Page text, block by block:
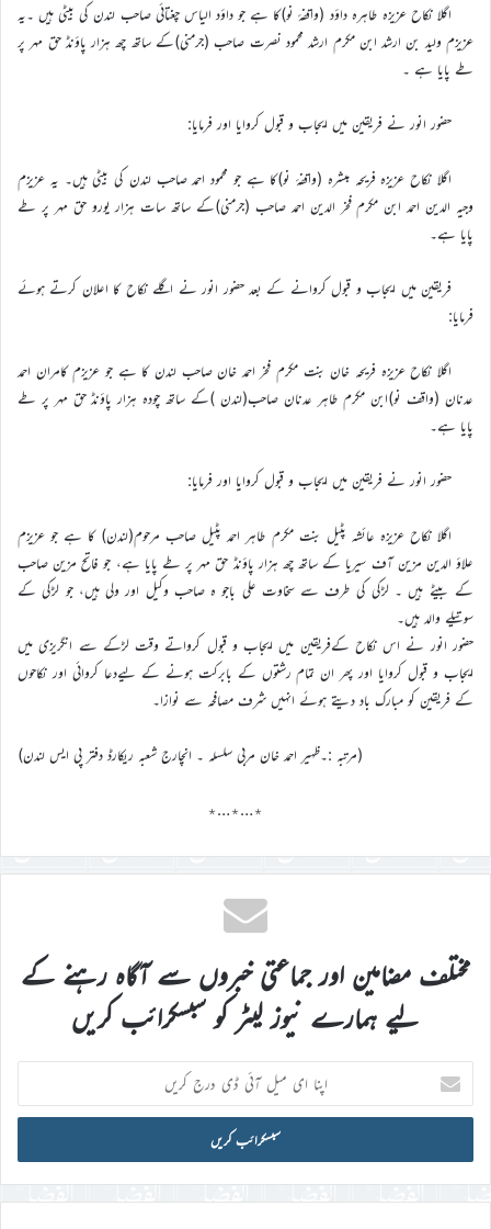
اگلا نکاح عزیزہ طاہرہ داؤد (واقفۂ نو)کا ہے جو داؤد الیاس چغتائی صاحب لندن کی بیٹی ہیں ۔یہ
عزیزم ولید بن ارشد ابن مکرم ارشد محمود نصرت صاحب (جرمنی)کے ساتھ چھ ہزار پاؤنڈ حق مہر پر
طے پایا ہے ۔
حضور انور نے فریقین میں ایجاب و قبول کروایا اور فرمایا:
اگلا نکاح عزیزہ فریحہ مبشرہ (واقفۂ نو)کا ہے جو محمود احمد صاحب لندن کی بیٹی ہیں۔ یہ عزیزم
وجیہ الدین احمد ابن مکرم فخر الدین احمد صاحب (جرمنی)کے ساتھ سات ہزار یورو حق مہر پر طے
پایا ہے۔
فریقین میں ایجاب و قبول کروانے کے بعد حضور انور نے اگلے نکاح کا اعلان کرتے ہوئے
فرمایا:
اگلا نکاح عزیزہ فریحہ خان بنت مکرم فخر احمد خان صاحب لندن کا ہے جو عزیزم کامران احمد
عدنان (واقف نو)ابن مکرم طاہر عدنان صاحب(لندن )کے ساتھ چودہ ہزار پاؤنڈ حق مہر پر طے
پایا ہے۔
حضور انور نے فریقین میں ایجاب و قبول کروایا اور فرمایا:
اگلا نکاح عزیزہ عائشہ پٹیل بنت مکرم طاہر احمد پٹیل صاحب مرحوم(لندن) کا ہے جو عزیزم
علاؤ الدین مزین آف سیریا کے ساتھ چھ ہزار پاؤنڈ حق مہر پر طے پایا ہے، جو فاتح مزین صاحب
کے بیٹے ہیں ۔ لڑکی کی طرف سے سخاوت علی باجو ہ صاحب وکیل اور ولی ہیں، جو لڑکی کے
سوتیلے والد ہیں۔
حضور انور نے اس نکاح کےفریقین میں ایجاب و قبول کرواتے وقت لڑکے سے انگریزی میں
ایجاب و قبول کروایا اور پھر ان تمام رشتوں کے بابرکت ہونے کے لیےدعا کروائی اور نکاحوں
کے فریقین کو مبارک باد دیتے ہوئے انہیں شرف مصافحہ سے نوازا۔
(مرتبہ :۔ظہیر احمد خان مربی سلسلہ ۔ انچارج شعبہ ریکارڈ دفتر پی ایس لندن)
٭…٭…٭
مختلف مضامین اور جماعتی خبروں سے آگاہ رہنے کے
لیے ہمارے نیوز لیٹر کو سبسکرائب کریں
اپنا
ای
میل
ڈی
درج
کریں